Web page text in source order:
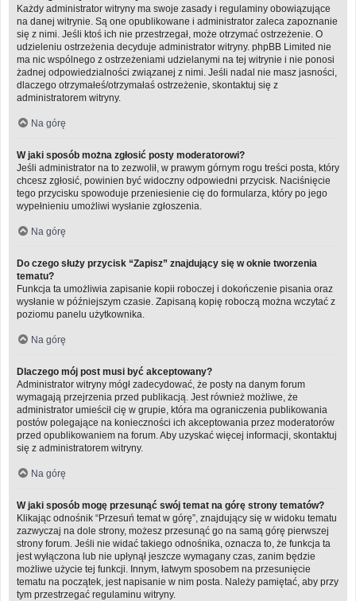
Każdy administrator witryny ma swoje zasady i regulaminy obowiązujące
na danej witrynie. Są one opublikowane i administrator zaleca zapoznanie
się z nimi. Jeśli ktoś ich nie przestrzegał, może otrzymać ostrzeżenie. O
udzieleniu ostrzeżenia decyduje administrator witryny. phpBB Limited nie
ma nic wspólnego z ostrzeżeniami udzielanymi na tej witrynie i nie ponosi
żadnej odpowiedzialności związanej z nimi. Jeśli nadal nie masz jasności,
dlaczego otrzymałeś/otrzymałaś ostrzeżenie, skontaktuj się z
administratorem witryny.
Na górę
W jaki sposób można zgłosić posty moderatorowi?
Jeśli administrator na to zezwolił, w prawym górnym rogu treści posta, który
chcesz zgłosić, powinien być widoczny odpowiedni przycisk. Naciśnięcie
tego przycisku spowoduje przeniesienie cię do formularza, który po jego
wypełnieniu umożliwi wysłanie zgłoszenia.
Na górę
Do czego służy przycisk “Zapisz” znajdujący się w oknie tworzenia
tematu?
Funkcja ta umożliwia zapisanie kopii roboczej i dokończenie pisania oraz
wysłanie w późniejszym czasie. Zapisaną kopię roboczą można wczytać z
poziomu panelu użytkownika.
Na górę
Dlaczego mój post musi być akceptowany?
Administrator witryny mógł zadecydować, że posty na danym forum
wymagają przejrzenia przed publikacją. Jest również możliwe, że
administrator umieścił cię w grupie, która ma ograniczenia publikowania
postów polegające na konieczności ich akceptowania przez moderatorów
przed opublikowaniem na forum. Aby uzyskać więcej informacji, skontaktuj
się z administratorem witryny.
Na górę
W jaki sposób mogę przesunąć swój temat na górę strony tematów?
Klikając odnośnik “Przesuń temat w górę”, znajdujący się w widoku tematu
zazwyczaj na dole strony, możesz przesunąć go na samą górę pierwszej
strony forum. Jeśli nie widać takiego odnośnika, oznacza to, że funkcja ta
jest wyłączona lub nie upłynął jeszcze wymagany czas, zanim będzie
możliwe użycie tej funkcji. Innym, łatwym sposobem na przesunięcie
tematu na początek, jest napisanie w nim posta. Należy pamiętać, aby przy
tym przestrzegać regulaminu witryny.